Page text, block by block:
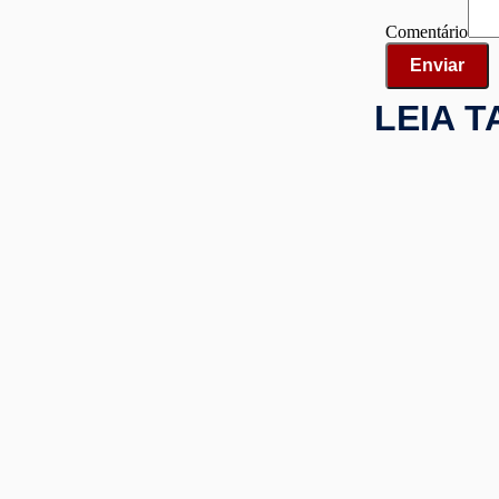
Comentário
Nome
Comentário
Enviar
LEIA